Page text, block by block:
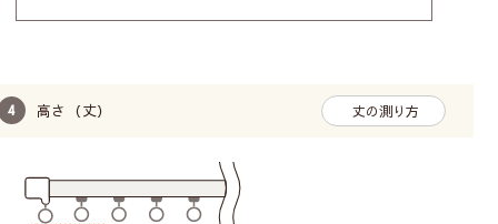
高さ（丈） 丈の測り方